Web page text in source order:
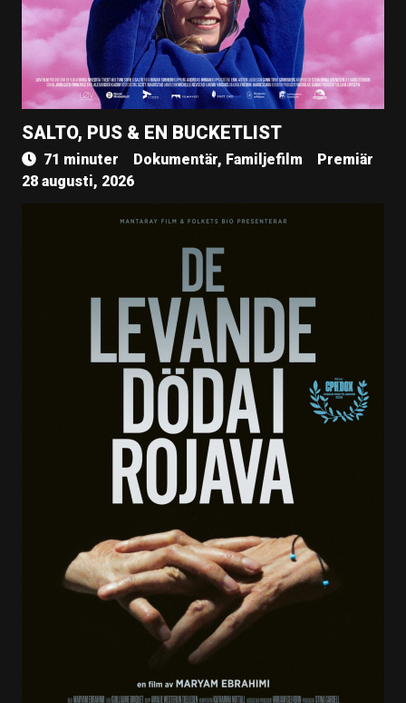
SALTO, PUS & EN BUCKETLIST
71 minuter Dokumentär, Familjefilm
Premiär
28 augusti, 2026